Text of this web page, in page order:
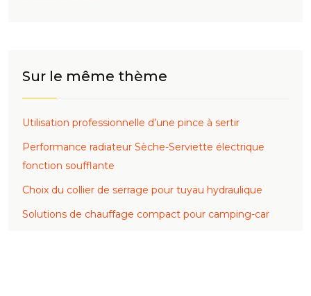
Sur le même thème
Utilisation professionnelle d’une pince à sertir
Performance radiateur Sèche-Serviette électrique
fonction soufflante
Choix du collier de serrage pour tuyau hydraulique
Solutions de chauffage compact pour camping-car